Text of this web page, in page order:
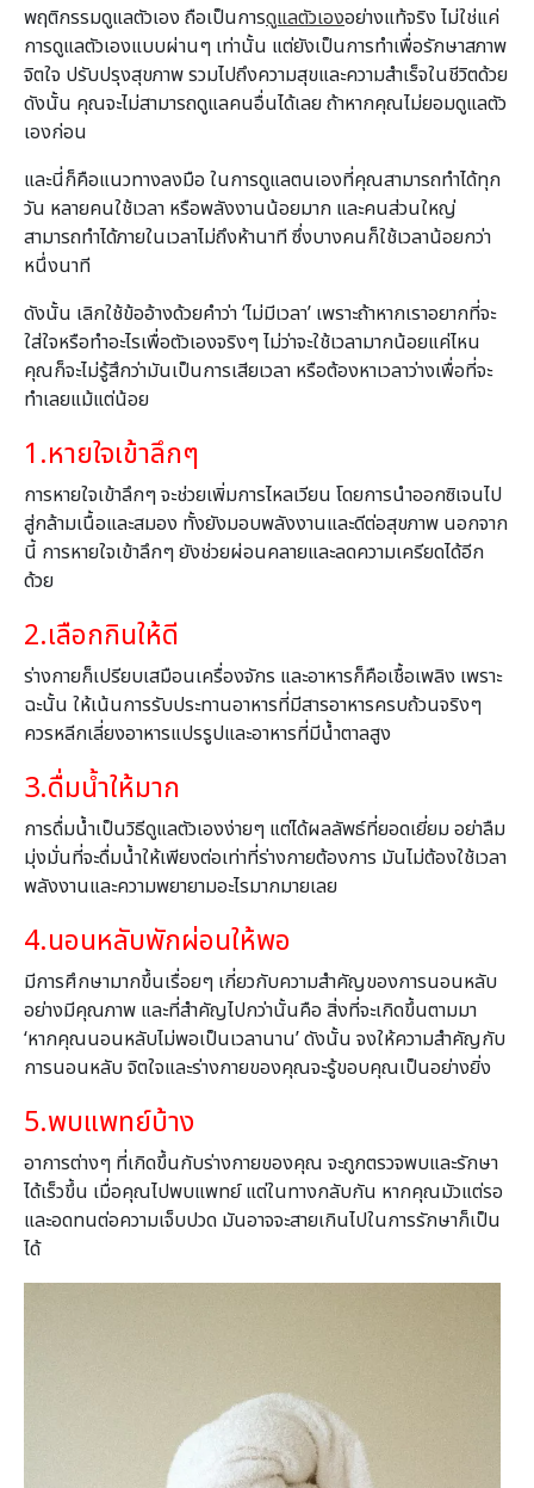
พฤติกรรมดูแลตัวเอง ถือเป็นการดูแลตัวเองอย่างแท้จริง ไม่ใช่แค่
การดูแลตัวเองแบบผ่านๆ เท่านั้น แต่ยังเป็นการทำเพื่อรักษาสภาพ
จิตใจ ปรับปรุงสุขภาพ รวมไปถึงความสุขและความสำเร็จในชีวิตด้วย
ดังนั้น คุณจะไม่สามารถดูแลคนอื่นได้เลย ถ้าหากคุณไม่ยอมดูแลตัว
เองก่อน
และนี่ก็คือแนวทางลงมือ ในการดูแลตนเองที่คุณสามารถทำได้ทุก
วัน หลายคนใช้เวลา หรือพลังงานน้อยมาก และคนส่วนใหญ่
สามารถทำได้ภายในเวลาไม่ถึงห้านาที ซึ่งบางคนก็ใช้เวลาน้อยกว่า
หนึ่งนาที
ดังนั้น เลิกใช้ข้ออ้างด้วยคำว่า ‘ไม่มีเวลา’ เพราะถ้าหากเราอยากที่จะ
ใส่ใจหรือทำอะไรเพื่อตัวเองจริงๆ ไม่ว่าจะใช้เวลามากน้อยแค่ไหน
คุณก็จะไม่รู้สึกว่ามันเป็นการเสียเวลา หรือต้องหาเวลาว่างเพื่อที่จะ
ทำเลยแม้แต่น้อย
1.หายใจเข้าลึกๆ
การหายใจเข้าลึกๆ จะช่วยเพิ่มการไหลเวียน โดยการนำออกซิเจนไป
สู่กล้ามเนื้อและสมอง ทั้งยังมอบพลังงานและดีต่อสุขภาพ นอกจาก
นี้ การหายใจเข้าลึกๆ ยังช่วยผ่อนคลายและลดความเครียดได้อีก
ด้วย
2.เลือกกินให้ดี
ร่างกายก็เปรียบเสมือนเครื่องจักร และอาหารก็คือเชื้อเพลิง เพราะ
ฉะนั้น ให้เน้นการรับประทานอาหารที่มีสารอาหารครบถ้วนจริงๆ
ควรหลีกเลี่ยงอาหารแปรรูปและอาหารที่มีน้ำตาลสูง
3.ดื่มน้ำให้มาก
การดื่มน้ำเป็นวิธีดูแลตัวเองง่ายๆ แต่ได้ผลลัพธ์ที่ยอดเยี่ยม อย่าลืม
มุ่งมั่นที่จะดื่มน้ำให้เพียงต่อเท่าที่ร่างกายต้องการ มันไม่ต้องใช้เวลา
พลังงานและความพยายามอะไรมากมายเลย
4.นอนหลับพักผ่อนให้พอ
มีการศึกษามากขึ้นเรื่อยๆ เกี่ยวกับความสำคัญของการนอนหลับ
อย่างมีคุณภาพ และที่สำคัญไปกว่านั้นคือ สิ่งที่จะเกิดขึ้นตามมา
‘หากคุณนอนหลับไม่พอเป็นเวลานาน’ดังนั้น จงให้ความสำคัญกับ
การนอนหลับจิตใจและร่างกายของคุณจะรู้ขอบคุณเป็นอย่างยิ่ง
5.พบแพทย์บ้าง
อาการต่างๆ ที่เกิดขึ้นกับร่างกายของคุณ จะถูกตรวจพบและรักษา
ได้เร็วขึ้น เมื่อคุณไปพบแพทย์ แต่ในทางกลับกัน หากคุณมัวแต่รอ
และอดทนต่อความเจ็บปวด มันอาจจะสายเกินไปในการรักษาก็เป็น
ได้